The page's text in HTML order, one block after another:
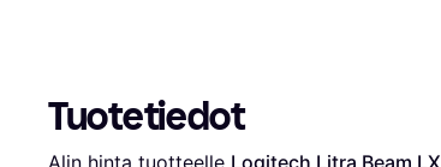
Tuotetiedot
Alin hinta tuotteelle Logitech Litra Beam LX